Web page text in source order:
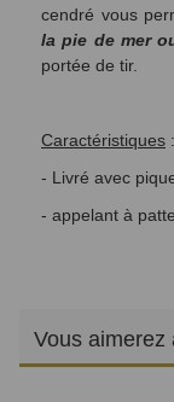
cendré vous
la pie de mer
portée de tir.
Caractéristiques :
- Livré avec
- appelant à
Vous aimerez